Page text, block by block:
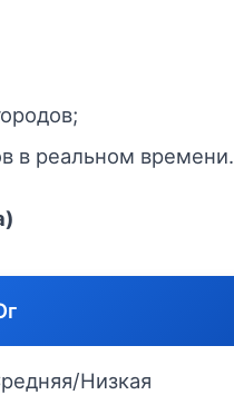
в реальном времени.
Низкая